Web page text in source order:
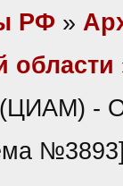
РФ »
области
-